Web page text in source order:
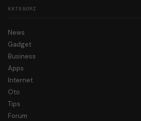
KATEGORI
News
Gadget
Business
Apps
Internet
Oto
Tips
Forum